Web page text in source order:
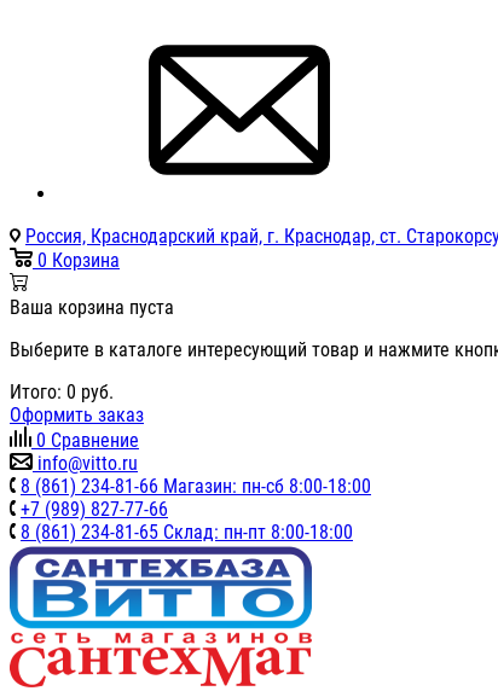
Россия, Краснодарский край, г. Краснодар, ст.
0 Корзина
Ваша корзина пуста
Выберите в каталоге интересующий товар и нажмите
Итого: 0 руб.
Оформить заказ
0 Сравнение
info@vitto.ru
8 (861) 234-81-66 Магазин: пн-сб 8:00-18:00
+7 (989) 827-77-66
8 (861) 234-81-65 Склад: пн-пт 8:00-18:00